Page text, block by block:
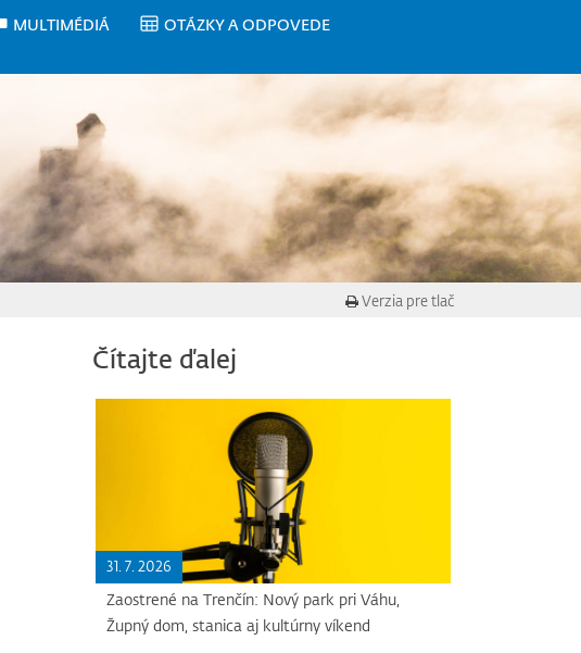
MULTIMÉDIÁ
OTÁZKY A ODPOVEDE
Verzia pre tlač
Čítajte ďalej
31. 7. 2026
Zaostrené na Trenčín: Nový park pri Váhu,
Župný dom, stanica aj kultúrny víkend